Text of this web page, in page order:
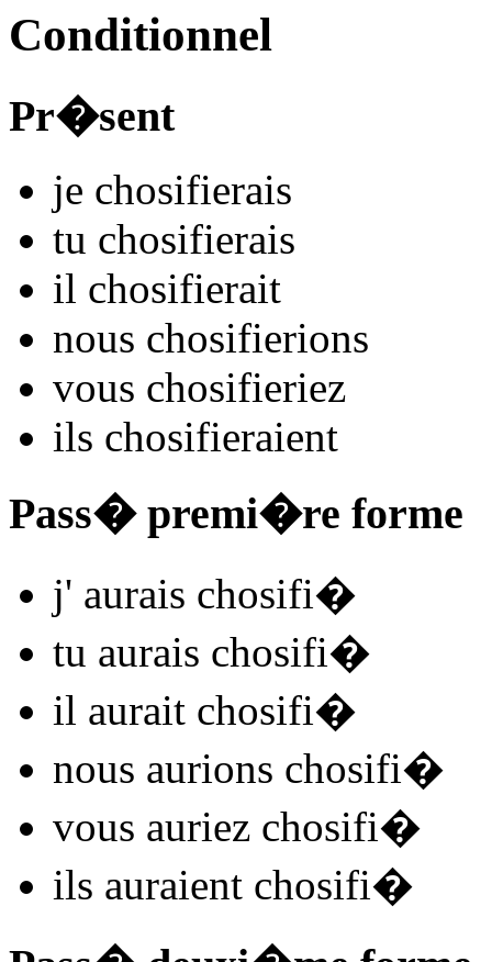
Conditionnel
Pr�sent
je chosifierais
tu chosifierais
il chosifierait
nous chosifierions
vous chosifieriez
ils chosifieraient
Pass� premi�re forme
j' aurais chosifi�
tu aurais chosifi�
il aurait chosifi�
nous aurions chosifi�
vous auriez chosifi�
ils auraient chosifi�